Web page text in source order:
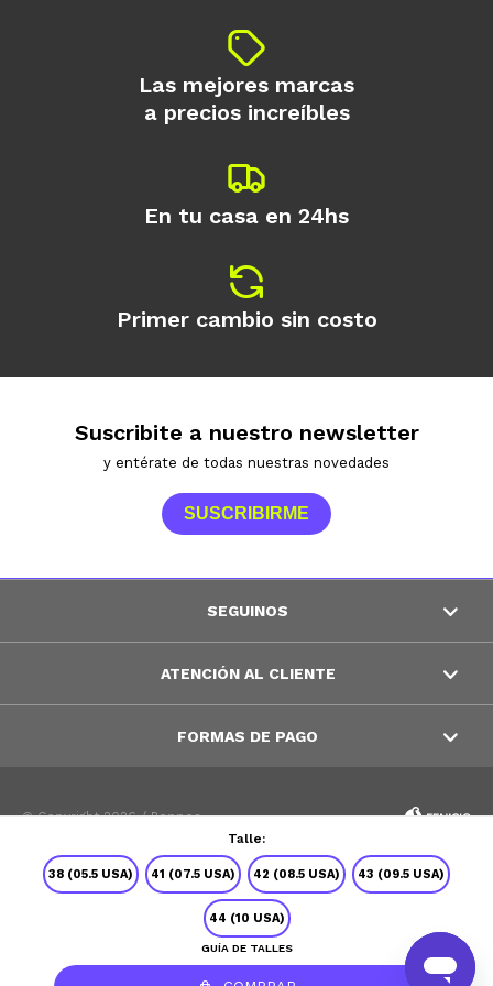
Talle:
38 (05.5 USA) 41 (07.5 USA) 42 (08.5 USA) 43 (09.5 USA)
44 (10 USA)
GUÍA DE TALLES
Las mejores marcas
a precios increíbles
En tu casa en 24hs
Primer cambio sin costo
Suscribite a nuestro newsletter
y entérate de todas nuestras novedades
SUSCRIBIRME
SEGUINOS
ATENCIÓN AL CLIENTE
FORMAS DE PAGO
© Copyright 2026 / Peppos
Fenicio